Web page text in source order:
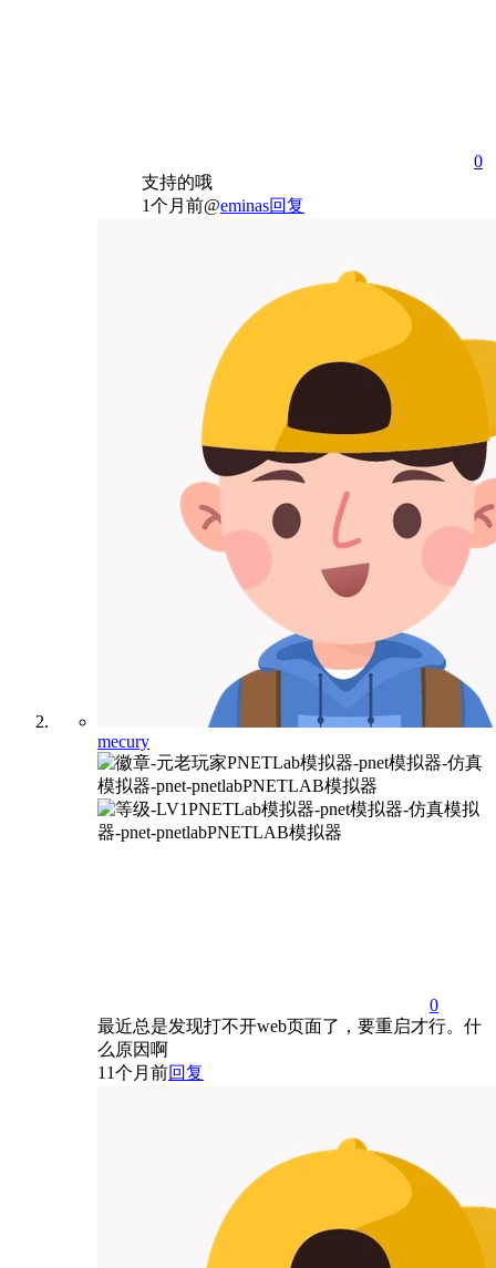
0
支持的哦
1个月前@eminas回复
mecury
0
最近总是发现打不开web页面了，要重启才行。什
么原因啊
11个月前回复